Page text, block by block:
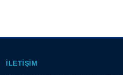
İLETIŞIM